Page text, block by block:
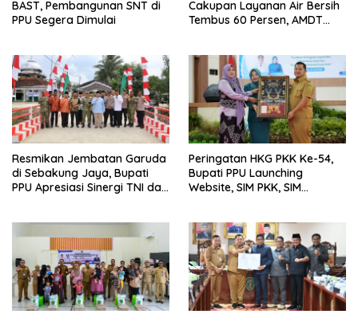
BAST, Pembangunan SNT di
PPU Segera Dimulai
Cakupan Layanan Air Bersih
Tembus 60 Persen, AMDT
Resmikan Jembatan Garuda
di Sebakung Jaya, Bupati
PPU Apresiasi Sinergi TNI dan
Peringatan HKG PKK Ke-54,
Bupati PPU Launching
Website, SIM PKK, SIM